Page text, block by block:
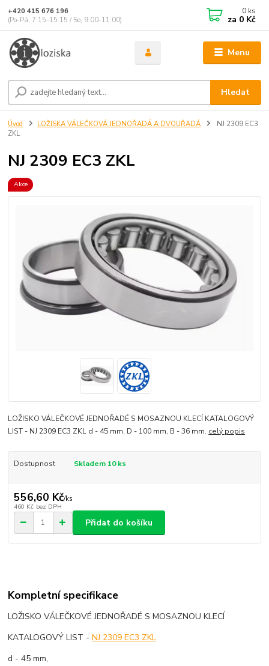
Menu
Hledat
+420 415 676 196
(Po-Pá, 7:15-15:15 / So, 9:00-11:00)
0 ks
za 0 Kč
Úvod LOŽISKA VÁLEČKOVÁ JEDNOŘADÁ A DVOUŘADÁ
NJ 2309 EC3
ZKL
NJ 2309 EC3 ZKL
Akce
LOŽISKO VÁLEČKOVÉ JEDNOŘADÉ S MOSAZNOU KLECÍ KATALOGOVÝ
LIST - NJ 2309 EC3 ZKL d - 45 mm, D - 100 mm, B - 36 mm. celý popis
Dostupnost Skladem 10 ks
556,60 Kč/ks
460 Kč bez DPH
Přidat do košíku
Kompletní specifikace
LOŽISKO VÁLEČKOVÉ JEDNOŘADÉ S MOSAZNOU KLECÍ
KATALOGOVÝ LIST -NJ 2309 EC3 ZKL
d - 45 mm,